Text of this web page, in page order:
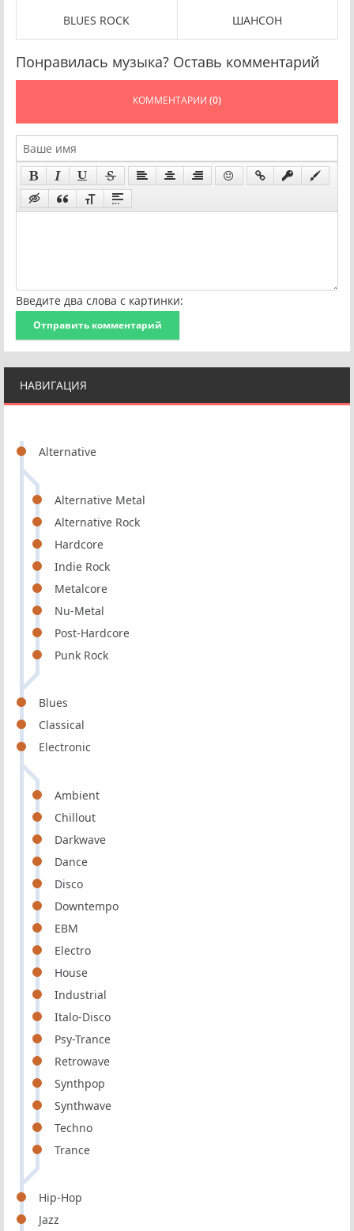
НАВИГАЦИЯ
Alternative
Alternative Metal
Alternative Rock
Hardcore
Indie Rock
Metalcore
Nu-Metal
Post-Hardcore
Punk Rock
Blues
Classical
Electronic
Ambient
Chillout
Darkwave
Dance
Disco
Downtempo
EBM
Electro
House
Industrial
Italo-Disco
Psy-Trance
Retrowave
Synthpop
Synthwave
Techno
Trance
Hip-Hop
Jazz
BLUES ROCK ШАНСОН
Понравилась музыка? Оставь комментарий
КОММЕНТАРИИ (0)
Введите два слова с картинки:
Отправить комментарий